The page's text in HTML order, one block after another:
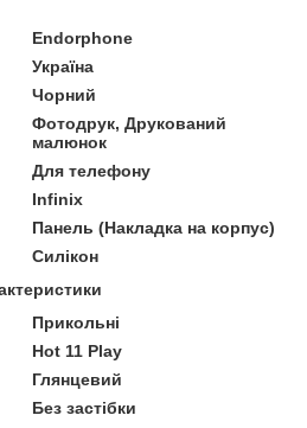
Endorphone
Україна
Чорний
Фотодрук, Друкований
малюнок
Для телефону
Infinix
Панель (Накладка на корпус)
Силікон
Прикольні
Hot 11 Play
Глянцевий
Без застібки